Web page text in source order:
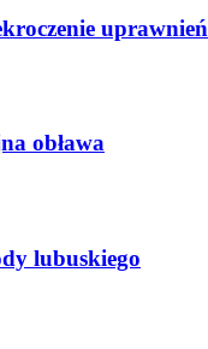
uprawnień
obława
lubuskiego